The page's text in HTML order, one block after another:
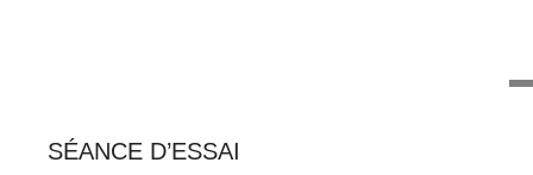
SÉANCE D’ESSAI